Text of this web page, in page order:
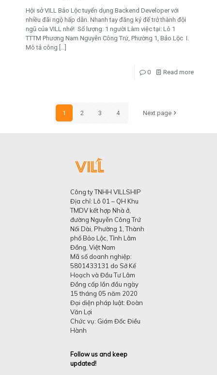
Hội sở VILL Bảo Lộc tuyển dụng Backend Developer với
nhiều đãi ngộ hấp dẫn. Nhanh tay đăng ký để trở thành đội
ngũ của VILL nhé! Số lượng: 1 người Làm việc tại: Lô 1
TTTM Phương Nam Nguyễn Công Trứ, Phường 1, Bảo Lộc I.
Mô tả công […]
0 Read more
1 2 3 4 Next page
Công ty TNHH VILLSHIP
Địa chỉ: Lô 01 – QH Khu
TMDV kết hợp Nhà ở,
đường Nguyễn Công Trứ
Nối Dài, Phường 1, Thành
phố Bảo Lộc, Tỉnh Lâm
Đồng, Việt Nam
Mã số doanh nghiệp:
5801433131 do Sở Kế
Hoạch và Đầu Tư Lâm
Đồng cấp lần đầu ngày
15 tháng 05 năm 2020
Đại diện pháp luật: Đoàn
Văn Lợi
Chức vụ: Giám Đốc Điều
Hành
Follow us and keep
updated!